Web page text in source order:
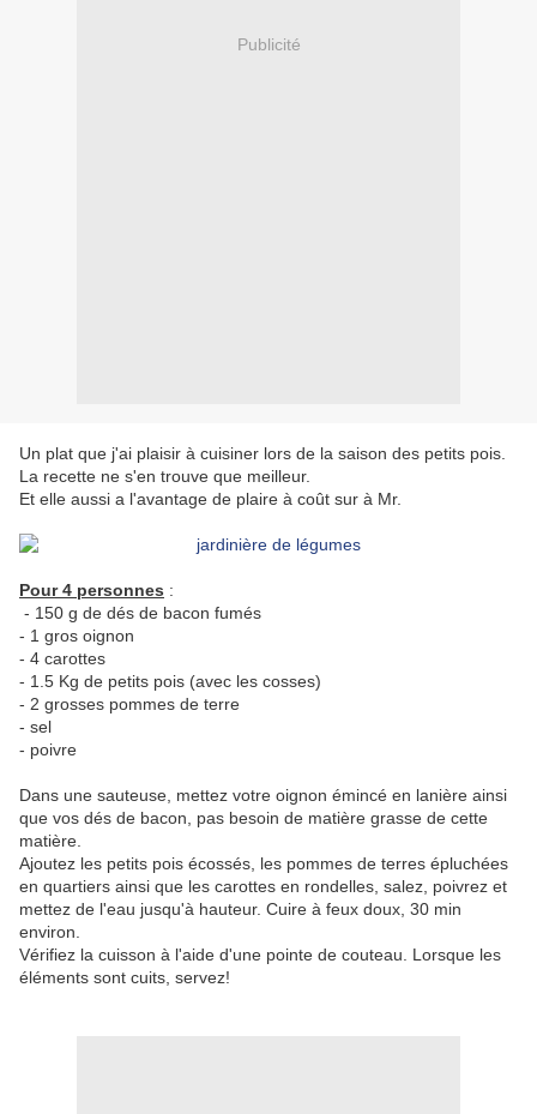
Publicité
Un plat que j'ai plaisir à cuisiner lors de la saison des petits pois.
La recette ne s'en trouve que meilleur.
Et elle aussi a l'avantage de plaire à coût sur à Mr.
Pour 4 personnes :
- 150 g de dés de bacon fumés
- 1 gros oignon
- 4 carottes
- 1.5 Kg de petits pois (avec les cosses)
- 2 grosses pommes de terre
- sel
- poivre
Dans une sauteuse, mettez votre oignon émincé en lanière ainsi
que vos dés de bacon, pas besoin de matière grasse de cette
matière.
Ajoutez les petits pois écossés, les pommes de terres épluchées
en quartiers ainsi que les carottes en rondelles, salez, poivrez et
mettez de l'eau jusqu'à hauteur. Cuire à feux doux, 30 min
environ.
Vérifiez la cuisson à l'aide d'une pointe de couteau. Lorsque les
éléments sont cuits, servez!